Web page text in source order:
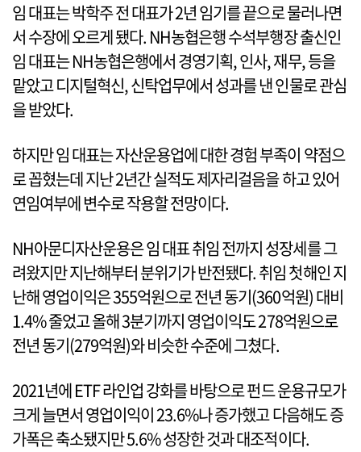
임 대표는 박학주 전 대표가 2년 임기를 끝으로 물러나면
서 수장에 오르게 됐다. NH농협은행 수석부행장 출신인
임 대표는 NH농협은행에서 경영기획, 인사, 재무, 등을
맡았고 디지털혁신, 신탁업무에서 성과를 낸 인물로 관심
을 받았다.
하지만 임 대표는 자산운용업에 대한 경험 부족이 약점으
로 꼽혔는데 지난 2년간 실적도 제자리걸음을 하고 있어
연임여부에 변수로 작용할 전망이다.
NH아문디자산운용은 임 대표 취임 전까지 성장세를 그
려왔지만 지난해부터 분위기가 반전됐다. 취임 첫해인 지
난해 영업이익은 355억원으로 전년 동기(360억원) 대비
1.4% 줄었고 올해 3분기까지 영업이익도 278억원으로
전년 동기(279억원)와 비슷한 수준에 그쳤다.
2021년에 ETF 라인업 강화를 바탕으로 펀드 운용규모가
크게 늘면서 영업이익이 23.6%나 증가했고 다음해도 증
가폭은 축소됐지만 5.6% 성장한 것과 대조적이다.